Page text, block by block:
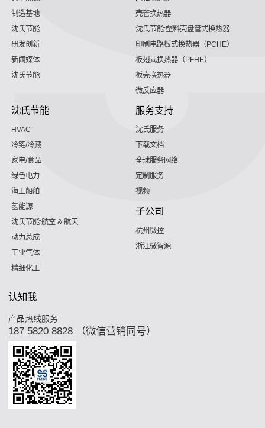
制造基地
沈氏节能
研发创新
新闻媒体
沈氏节能
壳管换热器
沈氏节能:塑料壳盘管式换热器
印刷电路板式换热器（PCHE）
板翅式换热器（PFHE）
板壳换热器
微反应器
沈氏节能
HVAC
冷链/冷藏
家电/食品
绿色电力
海工船舶
氢能源
沈氏节能:航空 & 航天
动力总成
工业气体
精细化工
服务支持
沈氏服务
下载文档
全球服务网络
定制服务
视频
子公司
杭州微控
浙江微智源
认知我
产品热线服务
187 5820 8828 （微信营销同号）